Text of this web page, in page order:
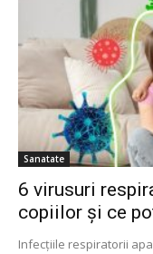
Sanatate
6 virusuri
copiilor și ce
Infecțiile respiratorii